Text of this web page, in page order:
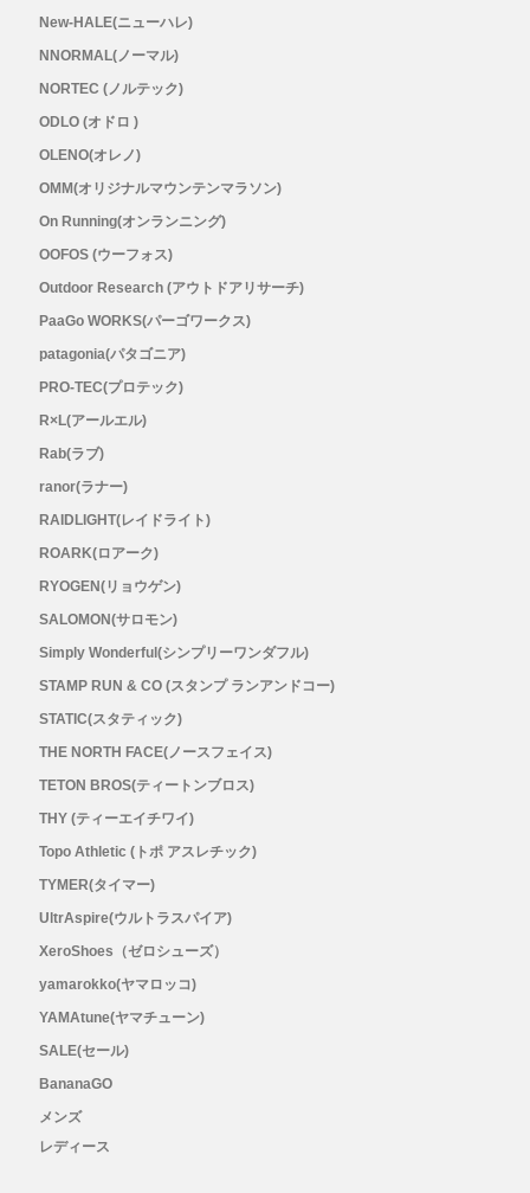
SALE(セール)
レディース
New-HALE(ニューハレ)
NNORMAL(ノーマル)
NORTEC (ノルテック)
ODLO (オドロ )
OLENO(オレノ)
OMM(オリジナルマウンテンマラソン)
On Running(オンランニング)
OOFOS (ウーフォス)
Outdoor Research (アウトドアリサーチ)
PaaGo WORKS(パーゴワークス)
patagonia(パタゴニア)
PRO-TEC(プロテック)
R×L(アールエル)
Rab(ラブ)
ranor(ラナー)
RAIDLIGHT(レイドライト)
ROARK(ロアーク)
RYOGEN(リョウゲン)
SALOMON(サロモン)
Simply Wonderful(シンプリーワンダフル)
STAMP RUN & CO (スタンプ ランアンドコー)
STATIC(スタティック)
THE NORTH FACE(ノースフェイス)
TETON BROS(ティートンブロス)
THY (ティーエイチワイ)
Topo Athletic (トポ アスレチック)
TYMER(タイマー)
UltrAspire(ウルトラスパイア)
XeroShoes（ゼロシューズ）
yamarokko(ヤマロッコ)
YAMAtune(ヤマチューン)
SALE(セール)
BananaGO
メンズ
レディース